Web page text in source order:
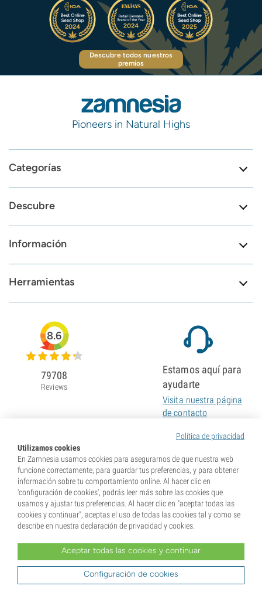
Descubre todos nuestros
premios
Pioneers in Natural Highs
Categorías
Descubre
Información
Herramientas
Política de privacidad
Utilizamos cookies
En Zamnesia usamos cookies para asegurarnos de que nuestra web
funcione correctamente, para guardar tus preferencias, y para obtener
información sobre tu comportamiento online. Al hacer clic en
'configuración de cookies', podrás leer más sobre las cookies que
usamos y ajustar tus preferencias. Al hacer clic en "aceptar todas las
cookies y continuar", aceptas el uso de todas las cookies tal y como se
describe en nuestra declaración de privacidad y cookies.
Aceptar todas las cookies y continuar
Configuración de cookies
8.6
79708
Reviews
Estamos aquí para
ayudarte
Visita nuestra página
de contacto
* Nuestras semillas se venden como suvenires. La germinación de semillas es ilegal en muchos
países. Infórmate antes de efectuar tu compra. Al realizar tu pedido indicas que eres mayor de edad en
tu lugar de residencia y que conoces las normativas locales. También eximes de toda responsabilidad a